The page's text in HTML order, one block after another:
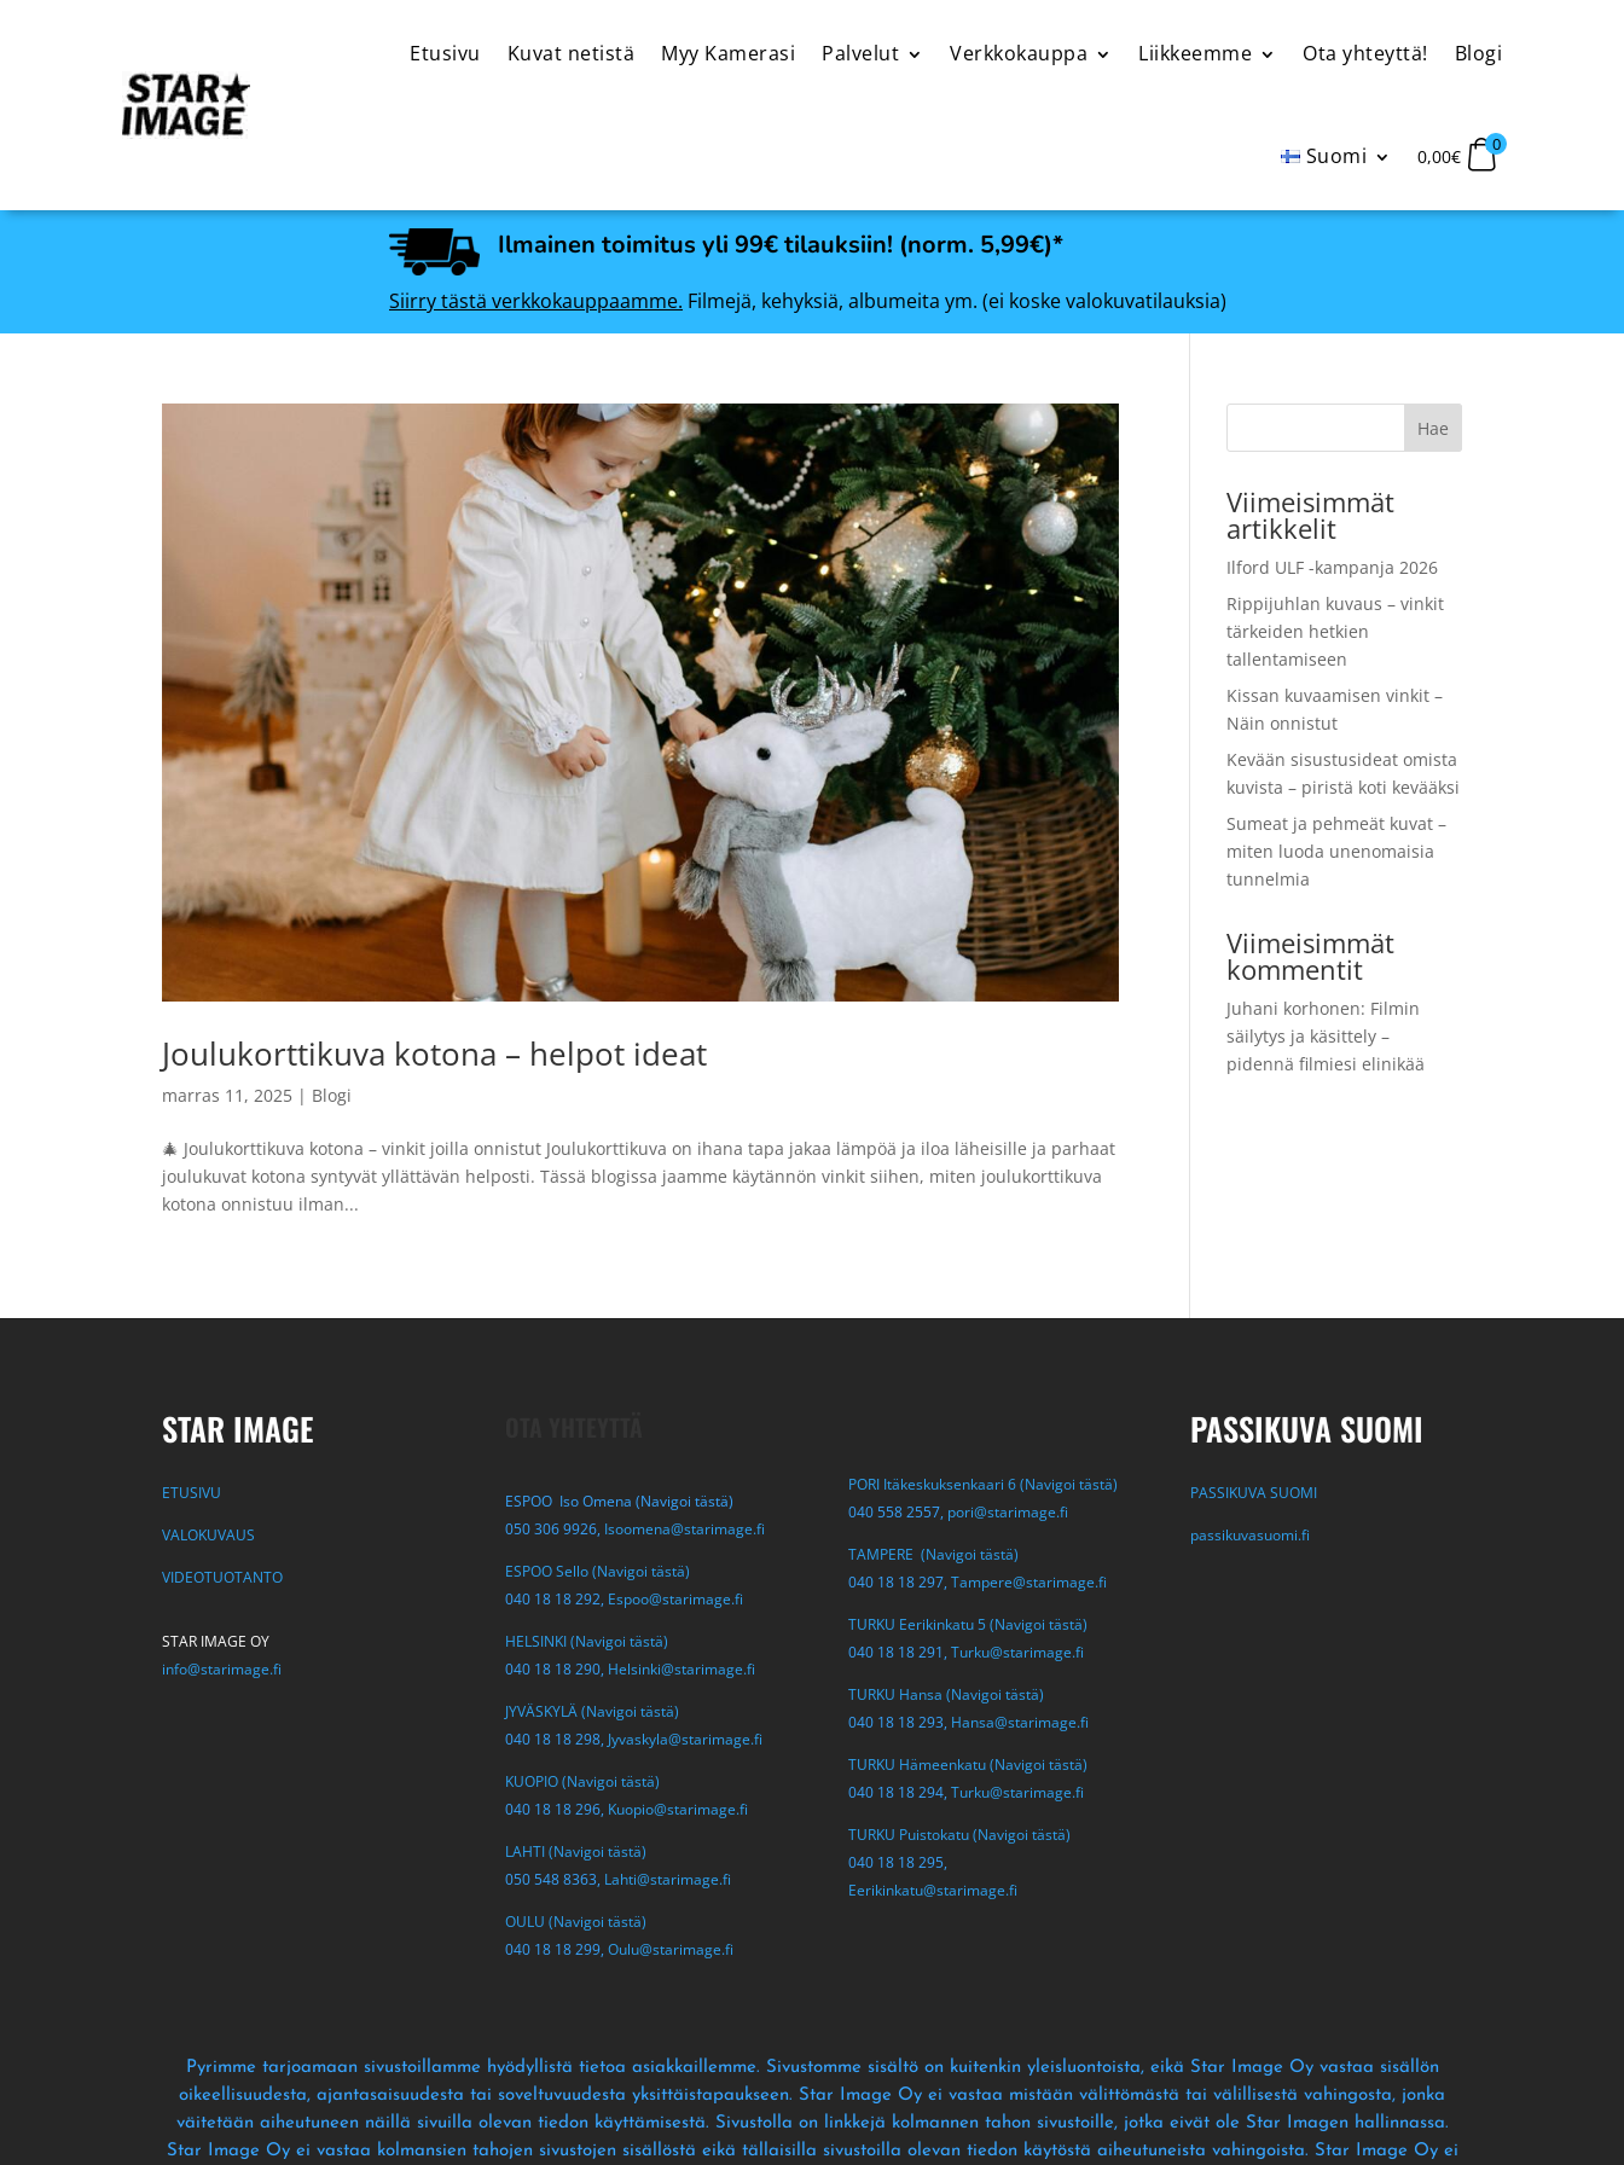
Etusivu Kuvat netistä Myy Kamerasi Palvelut Verkkokauppa Liikkeemme Ota yhteyttä! Blogi
Suomi 0,00€
0
Ilmainen toimitus yli 99€ tilauksiin! (norm. 5,99€)*
Siirry tästä verkkokauppaamme. Filmejä, kehyksiä, albumeita ym. (ei koske valokuvatilauksia)
Joulukorttikuva kotona – helpot ideat
marras 11, 2025 | Blogi
🎄 Joulukorttikuva kotona – vinkit joilla onnistut Joulukorttikuva on ihana tapa jakaa lämpöä ja iloa läheisille ja parhaat
joulukuvat kotona syntyvät yllättävän helposti. Tässä blogissa jaamme käytännön vinkit siihen, miten joulukorttikuva
kotona onnistuu ilman...
Viimeisimmät
artikkelit
Ilford ULF -kampanja 2026
Rippijuhlan kuvaus – vinkit
tärkeiden hetkien
tallentamiseen
Kissan kuvaamisen vinkit –
Näin onnistut
Kevään sisustusideat omista
kuvista – piristä koti kevääksi
Sumeat ja pehmeät kuvat –
miten luoda unenomaisia
tunnelmia
Viimeisimmät
kommentit
Juhani korhonen: Filmin
säilytys ja käsittely –
pidennä filmiesi elinikää
STAR IMAGE
ETUSIVU
VALOKUVAUS
VIDEOTUOTANTO
STAR IMAGE OY
info@starimage.fi
ESPOO Iso Omena (Navigoi tästä)
050 306 9926, Isoomena@starimage.fi
ESPOO Sello (Navigoi tästä)
040 18 18 292, Espoo@starimage.fi
HELSINKI (Navigoi tästä)
040 18 18 290, Helsinki@starimage.fi
JYVÄSKYLÄ (Navigoi tästä)
040 18 18 298, Jyvaskyla@starimage.fi
KUOPIO (Navigoi tästä)
040 18 18 296, Kuopio@starimage.fi
LAHTI (Navigoi tästä)
050 548 8363, Lahti@starimage.fi
OULU (Navigoi tästä)
040 18 18 299, Oulu@starimage.fi
PORI Itäkeskuksenkaari 6 (Navigoi tästä)
040 558 2557, pori@starimage.fi
TAMPERE (Navigoi tästä)
040 18 18 297, Tampere@starimage.fi
TURKU Eerikinkatu 5 (Navigoi tästä)
040 18 18 291, Turku@starimage.fi
TURKU Hansa (Navigoi tästä)
040 18 18 293, Hansa@starimage.fi
TURKU Hämeenkatu (Navigoi tästä)
040 18 18 294, Turku@starimage.fi
TURKU Puistokatu (Navigoi tästä)
040 18 18 295,
Eerikinkatu@starimage.fi
PASSIKUVA SUOMI
PASSIKUVA SUOMI
passikuvasuomi.fi
Pyrimme tarjoamaan sivustoillamme hyödyllistä tietoa asiakkaillemme. Sivustomme sisältö on kuitenkin yleisluontoista, eikä Star Image Oy vastaa sisällön
oikeellisuudesta, ajantasaisuudesta tai soveltuvuudesta yksittäistapaukseen. Star Image Oy ei vastaa mistään välittömästä tai välillisestä vahingosta, jonka
väitetään aiheutuneen näillä sivuilla olevan tiedon käyttämisestä. Sivustolla on linkkejä kolmannen tahon sivustoille, jotka eivät ole Star Imagen hallinnassa.
Star Image Oy ei vastaa kolmansien tahojen sivustojen sisällöstä eikä tällaisilla sivustoilla olevan tiedon käytöstä aiheutuneista vahingoista. Star Image Oy ei